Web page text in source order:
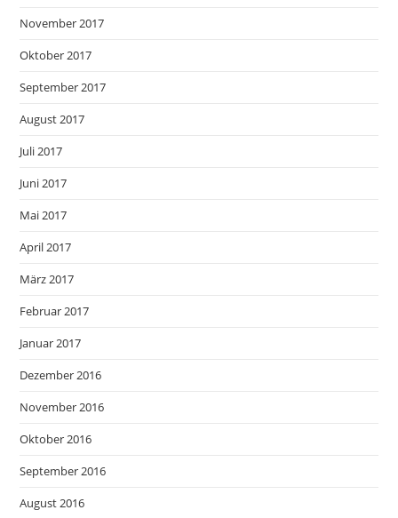
November 2017
Oktober 2017
September 2017
August 2017
Juli 2017
Juni 2017
Mai 2017
April 2017
März 2017
Februar 2017
Januar 2017
Dezember 2016
November 2016
Oktober 2016
September 2016
August 2016